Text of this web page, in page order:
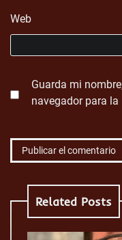
Web
Guarda mi
navegador para
Related Posts